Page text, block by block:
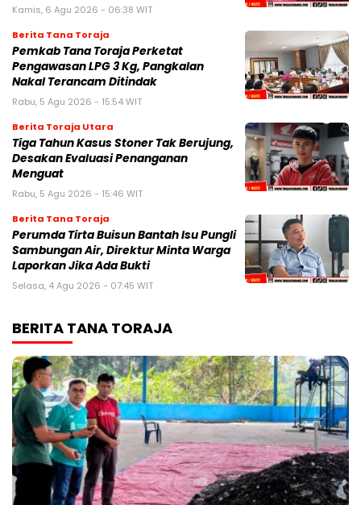
Kamis, 6 Agu 2026 - 06:38 WIT
Berita Tana Toraja
Pemkab Tana Toraja Perketat
Pengawasan LPG 3 Kg, Pangkalan
Nakal Terancam Ditindak
Rabu, 5 Agu 2026 - 15:54 WIT
Berita Toraja Utara
Tiga Tahun Kasus Stoner Tak Berujung,
Desakan Evaluasi Penanganan
Menguat
Rabu, 5 Agu 2026 - 15:46 WIT
Berita Tana Toraja
Perumda Tirta Buisun Bantah Isu Pungli
Sambungan Air, Direktur Minta Warga
Laporkan Jika Ada Bukti
Selasa, 4 Agu 2026 - 07:45 WIT
BERITA TANA TORAJA